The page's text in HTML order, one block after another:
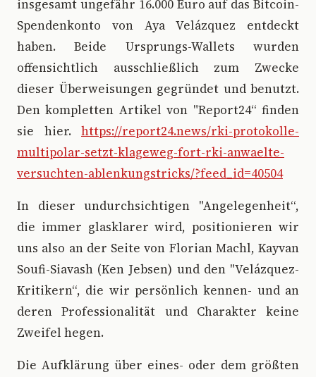
insgesamt ungefähr 16.000 Euro auf das Bitcoin-
Spendenkonto von Aya Velázquez entdeckt
haben. Beide Ursprungs-Wallets wurden
offensichtlich ausschließlich zum Zwecke
dieser Überweisungen gegründet und benutzt.
Den kompletten Artikel von "Report24“ finden
sie hier. https://report24.news/rki-protokolle-
multipolar-setzt-klageweg-fort-rki-anwaelte-
versuchten-ablenkungstricks/?feed_id=40504
In dieser undurchsichtigen "Angelegenheit“,
die immer glasklarer wird, positionieren wir
uns also an der Seite von Florian Machl, Kayvan
Soufi-Siavash (Ken Jebsen) und den "Velázquez-
Kritikern“, die wir persönlich kennen- und an
deren Professionalität und Charakter keine
Zweifel hegen.
Die Aufklärung über eines- oder dem größten